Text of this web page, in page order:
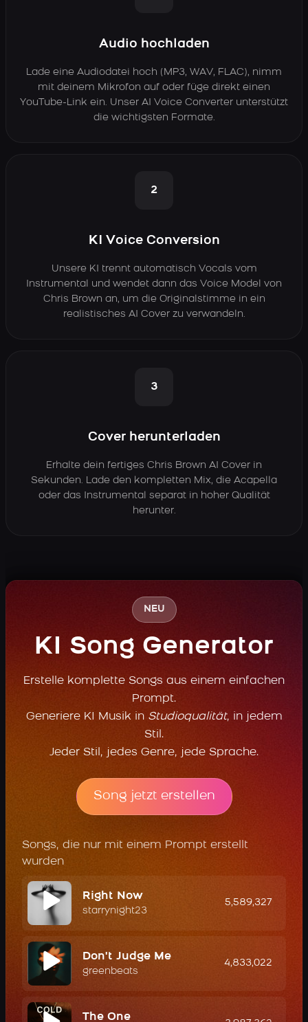
Audio hochladen
Lade eine Audiodatei hoch (MP3, WAV, FLAC), nimm
mit deinem Mikrofon auf oder füge direkt einen
YouTube-Link ein. Unser AI Voice Converter unterstützt
die wichtigsten Formate.
2
KI Voice Conversion
Unsere KI trennt automatisch Vocals vom
Instrumental und wendet dann das Voice Model von
Chris Brown an, um die Originalstimme in ein
realistisches AI Cover zu verwandeln.
3
Cover herunterladen
Erhalte dein fertiges Chris Brown AI Cover in
Sekunden. Lade den kompletten Mix, die Acapella
oder das Instrumental separat in hoher Qualität
herunter.
NEU
KI Song Generator
Erstelle komplette Songs aus einem einfachen
Prompt.
Generiere KI Musik in Studioqualität, in jedem
Stil.
Jeder Stil, jedes Genre, jede Sprache.
Song jetzt erstellen
Songs, die nur mit einem Prompt erstellt
wurden
Right Now
starrynight23
5,589,327
Don't Judge Me
greenbeats
4,833,022
The One